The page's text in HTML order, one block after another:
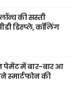
की सस्ती
डिस्प्ले, कॉलिंग
में बार-बार आ
स्मार्टफोन की